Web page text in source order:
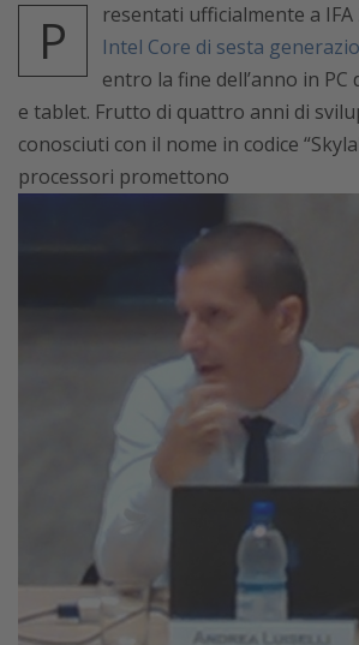
P
resentati ufficialmente a
Intel Core di sesta
entro la fine dell’anno in
e tablet. Frutto di quattro anni di
conosciuti con il nome in codice
processori promettono